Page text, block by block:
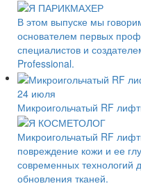
В этом выпуске мы
основателем первых
специалистов и
Professional.
24 июля
Микроигольчатый RF
Микроигольчатый RF
повреждение кожи и ее
современных технологий
обновления тканей.